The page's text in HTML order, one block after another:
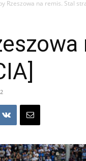
Rzeszowa na remis. Stal